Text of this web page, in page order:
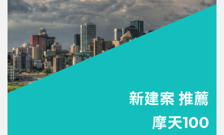
新建案 推薦
摩天100